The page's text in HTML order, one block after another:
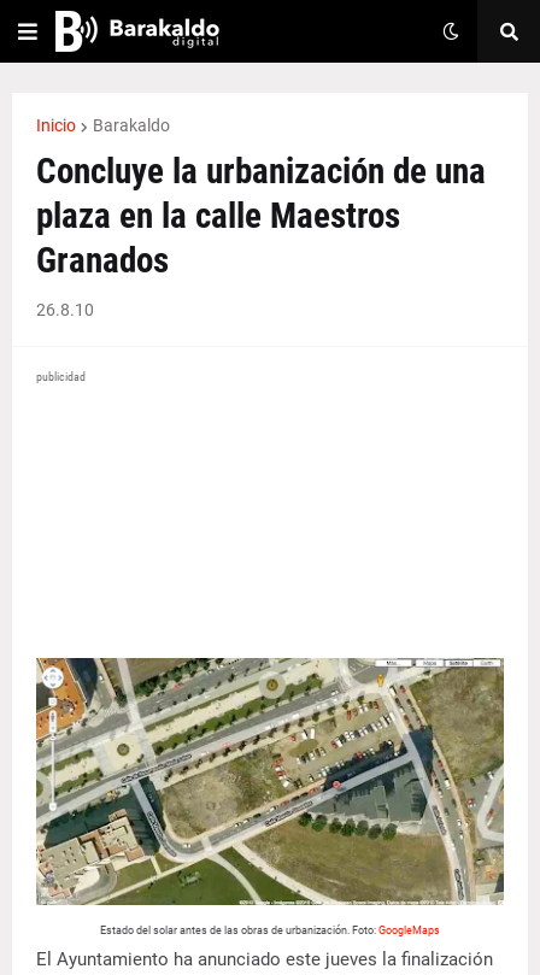
Inicio Barakaldo
Concluye la urbanización de una
plaza en la calle Maestros
Granados
26.8.10
publicidad
Estado del solar antes de las obras de urbanización. Foto: GoogleMaps
El Ayuntamiento ha anunciado este jueves la finalización